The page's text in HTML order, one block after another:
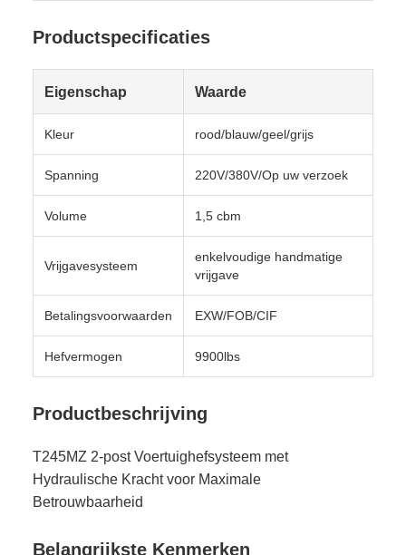
Productspecificaties
Eigenschap Waarde
Kleur rood/blauw/geel/grijs
Spanning 220V/380V/Op uw verzoek
Volume 1,5 cbm
Vrijgavesysteem
enkelvoudige handmatige
vrijgave
Betalingsvoorwaarden EXW/FOB/CIF
Hefvermogen 9900lbs
Productbeschrijving
T245MZ 2-post Voertuighefsysteem met
Hydraulische Kracht voor Maximale
Betrouwbaarheid
Belangrijkste Kenmerken